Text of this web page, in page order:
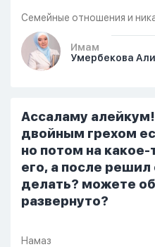
одиннадцати
разбудила его,
Он ответил: «Я
стало очень
проснулся и
я рассказала о
я сказала ему:...
Семейные отношения и
Имам
Умербекова
Ассаламу
двойным грехом
но потом на
его, а после решил
делать? можете
развернуто?
Намаз